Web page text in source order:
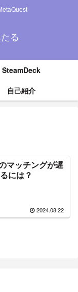
る
SteamDeck
自己紹介
マッチングが遅
には？
2024.08.22